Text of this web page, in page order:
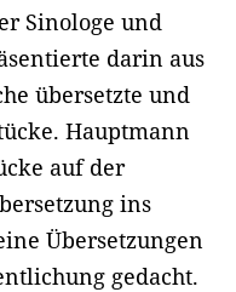
Sinologe und
darin aus
übersetzte und
Hauptmann
auf der
ins
Übersetzungen
gedacht.